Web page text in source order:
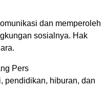
dan memperoleh
sosialnya. Hak
Pers
pendidikan, hiburan, dan